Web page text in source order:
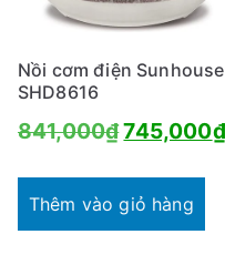
Nồi cơm điện Sunhouse
SHD8616
841,000₫Giá
là:
745,000₫
Thêm vào giỏ hàng